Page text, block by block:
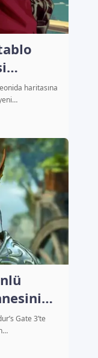
haritasına
Gate 3’te